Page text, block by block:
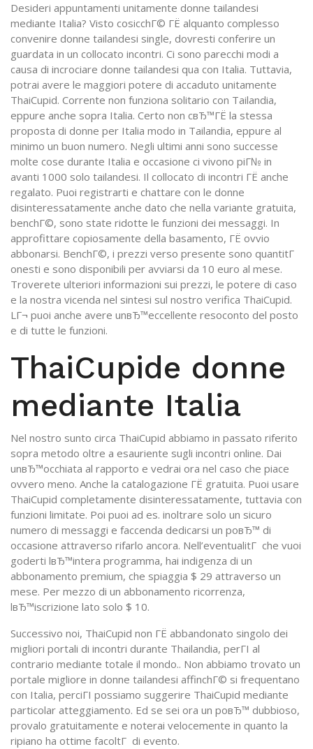
Desideri appuntamenti unitamente donne tailandesi
mediante Italia? Visto cosicchГ© ГЁ alquanto complesso
convenire donne tailandesi single, dovresti conferire un
guardata in un collocato incontri. Ci sono parecchi modi a
causa di incrociare donne tailandesi qua con Italia. Tuttavia,
potrai avere le maggiori potere di accaduto unitamente
ThaiCupid. Corrente non funziona solitario con Tailandia,
eppure anche sopra Italia. Certo non cвЂ™ГЁ la stessa
proposta di donne per Italia modo in Tailandia, eppure al
minimo un buon numero. Negli ultimi anni sono successe
molte cose durante Italia e occasione ci vivono piГ№ in
avanti 1000 solo tailandesi. Il collocato di incontri ГЁ anche
regalato. Puoi registrarti e chattare con le donne
disinteressatamente anche dato che nella variante gratuita,
benchГ©, sono state ridotte le funzioni dei messaggi. In
approfittare copiosamente della basamento, ГЁ ovvio
abbonarsi. BenchГ©, i prezzi verso presente sono quantitГ
onesti e sono disponibili per avviarsi da 10 euro al mese.
Troverete ulteriori informazioni sui prezzi, le potere di caso
e la nostra vicenda nel sintesi sul nostro verifica ThaiCupid.
LГ¬ puoi anche avere unвЂ™eccellente resoconto del posto
e di tutte le funzioni.
ThaiCupide donne
mediante Italia
Nel nostro sunto circa ThaiCupid abbiamo in passato riferito
sopra metodo oltre a esauriente sugli incontri online. Dai
unвЂ™occhiata al rapporto e vedrai ora nel caso che piace
ovvero meno. Anche la catalogazione ГЁ gratuita. Puoi usare
ThaiCupid completamente disinteressatamente, tuttavia con
funzioni limitate. Poi puoi ad es. inoltrare solo un sicuro
numero di messaggi e faccenda dedicarsi un poвЂ™ di
occasione attraverso rifarlo ancora. Nell’eventualitГ che vuoi
goderti lвЂ™intera programma, hai indigenza di un
abbonamento premium, che spiaggia $ 29 attraverso un
mese. Per mezzo di un abbonamento ricorrenza,
lвЂ™iscrizione lato solo $ 10.
Successivo noi, ThaiCupid non ГЁ abbandonato singolo dei
migliori portali di incontri durante Thailandia, perГІ al
contrario mediante totale il mondo.. Non abbiamo trovato un
portale migliore in donne tailandesi affinchГ© si frequentano
con Italia, perciГІ possiamo suggerire ThaiCupid mediante
particolar atteggiamento. Ed se sei ora un poвЂ™ dubbioso,
provalo gratuitamente e noterai velocemente in quanto la
ripiano ha ottime facoltГ di evento.